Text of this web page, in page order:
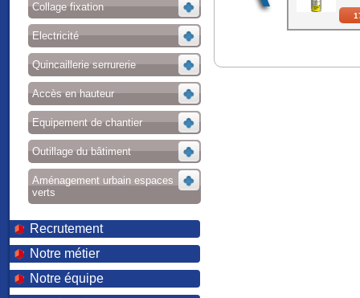
Collage fixation
Electricité
Quincaillerie serrurerie
Accès en hauteur
Equipement de chantier
Outillage du bâtiment
Aménagement urbain espaces
verts
Recrutement
Notre métier
Notre équipe